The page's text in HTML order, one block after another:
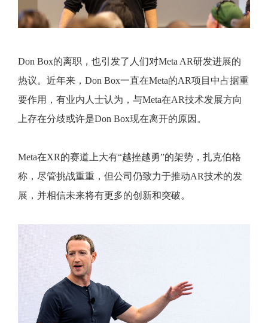
Don Box的离职，也引发了人们对Meta AR研发进展的
热议。近年来，Don Box一直在Meta的AR项目中占据重
要作用，有业内人士认为，与Meta在AR技术发展方向
上存在分歧或许是Don Box现在离开的原因。
Meta在XR的赛道上大有“越挫越勇”的架势，扎克伯格
称，尽管挑战重重，但公司仍致力于推动AR技术的发
展，并相信未来将有更多的创新和突破。